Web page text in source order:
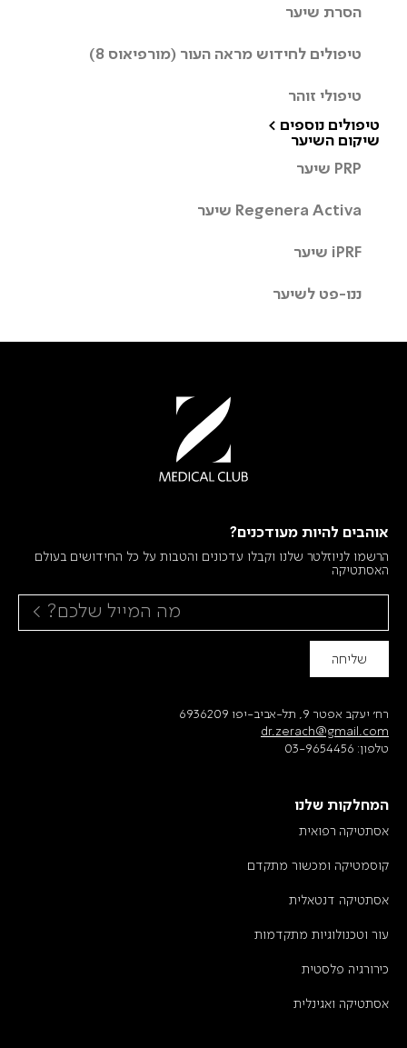
הסרת שיער
טיפולים לחידוש מראה העור (מורפיאוס 8)
טיפולי זוהר
טיפולים נוספים >
שיקום השיער
PRP שיער
Regenera Activa שיער
iPRF שיער
ננו-פט לשיער
אוהבים להיות מעודכנים?
הרשמו לניוזלטר שלנו וקבלו עדכונים והטבות על כל החידושים בעולם
האסתטיקה
שליחה
רח׳ יעקב אפטר 9, תל-אביב-יפו 6936209
dr.zerach@gmail.com
טלפון: 03-9654456
המחלקות שלנו
אסתטיקה רפואית
קוסמטיקה ומכשור מתקדם
אסתטיקה דנטאלית
עור וטכנולוגיות מתקדמות
כירורגיה פלסטית
אסתטיקה ואגינלית